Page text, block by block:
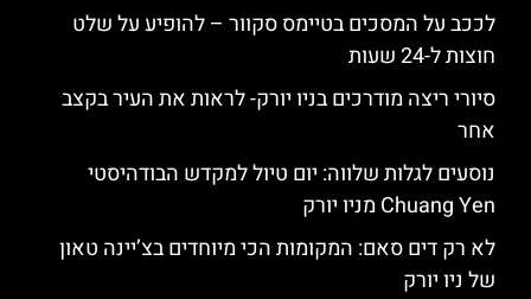
לככב על המסכים בטיימס סקוור – להופיע על שלט
חוצות ל-24 שעות
סיורי ריצה מודרכים בניו יורק- לראות את העיר בקצב
אחר
נוסעים לגלות שלווה: יום טיול למקדש הבודהיסטי
Chuang Yen מניו יורק
לא רק דים סאם: המקומות הכי מיוחדים בצ’יינה טאון
של ניו יורק